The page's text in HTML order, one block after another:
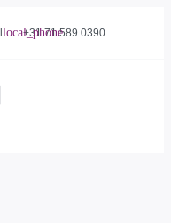
+31 71 589 0390